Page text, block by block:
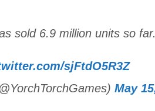
sold 6.9 million units so far.
sjFtdO5R3Z
May